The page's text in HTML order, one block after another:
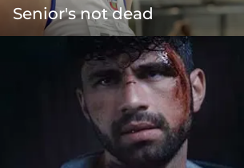
Senior's not dead